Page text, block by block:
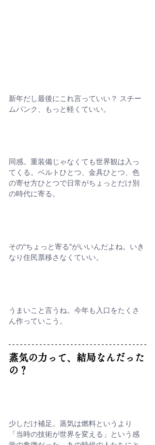
新年だし最後にこれ言っていい？ スチー
ムパンク、もっと軽くていい。
同感。重装備じゃなくても世界観は入っ
てくる。ベルトひとつ、金具ひとつ、色
の寄せ方ひとつで日常がちょっとだけ別
の時代に寄る。
その“ちょっと寄る”がいいんだよね。いき
なり住民票移さなくていい。
うまいこと言うね。今年も入口をたくさ
ん作っていこう。
蒸気の力って、結局なんだった
の？
少しだけ補足。蒸気は燃料というより
「当時の技術が世界を変える」という感